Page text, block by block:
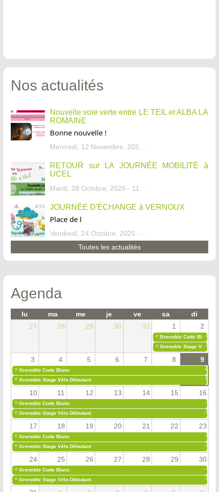
Nos actualités
Nouvelle voie verte entre LE TEIL et ALBA LA
ROMAINE
Bonne nouvelle !
RETOUR sur LA JOURNÉE MOBILITÉ à
UCEL
JOURNÉE D'ÉCHANGE à VERNOUX
Place de l
Toutes les actualités
Agenda
lu ma me je ve sa
di
27
28 29 30 31 1 2
« Grenoble Code Blanc
»
« Grenoble Stage Vélo
»
3 4 5 6 7 8 9
« Grenoble Code Blanc
»
« Grenoble Stage Vélo Débutant »
10 11 12 13 14 15 16
« Grenoble Code Blanc
»
« Grenoble Stage Vélo Débutant »
17 18 19 20 21 22 23
« Grenoble Code Blanc
»
« Grenoble Stage Vélo Débutant »
24 25 26 27 28 29 30
« Grenoble Code Blanc
»
« Grenoble Stage Vélo Débutant »